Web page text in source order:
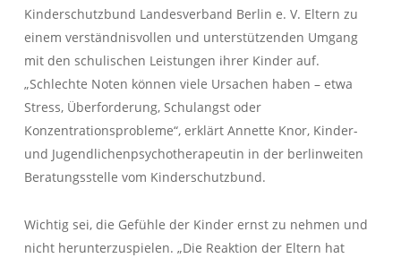
Kinderschutzbund Landesverband Berlin e. V. Eltern zu
einem verständnisvollen und unterstützenden Umgang
mit den schulischen Leistungen ihrer Kinder auf.
„Schlechte Noten können viele Ursachen haben – etwa
Stress, Überforderung, Schulangst oder
Konzentrationsprobleme“, erklärt Annette Knor, Kinder-
und Jugendlichenpsychotherapeutin in der berlinweiten
Beratungsstelle vom Kinderschutzbund.
Wichtig sei, die Gefühle der Kinder ernst zu nehmen und
nicht herunterzuspielen. „Die Reaktion der Eltern hat